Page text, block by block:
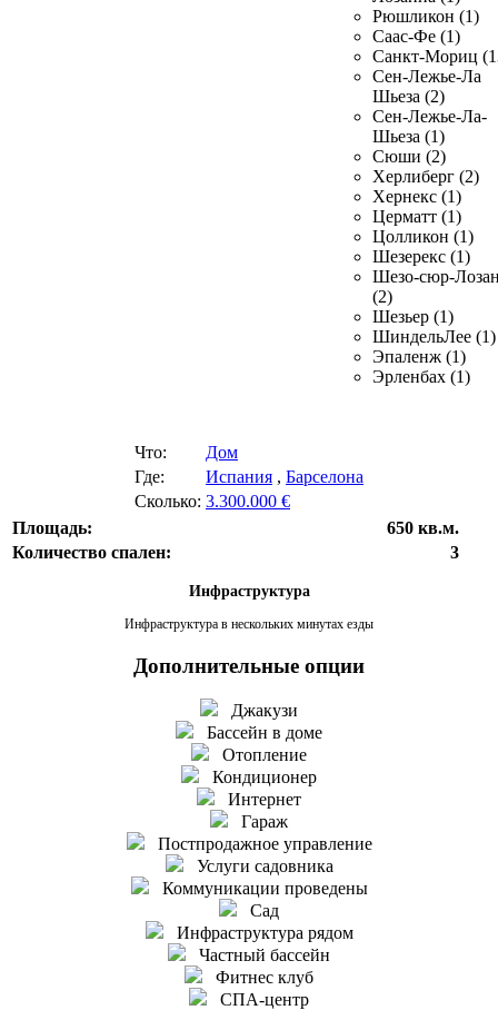
Рюшликон (1)
Саас-Фе (1)
Санкт-Мориц
Сен-Лежье-Ла
Шьеза (2)
Сен-Лежье-Ла-
Шьеза (1)
Сюши (2)
Херлиберг (2)
Хернекс (1)
Церматт (1)
Цолликон (1)
Шезерекс (1)
Шезо-сюр-
(2)
Шезьер (1)
ШиндельЛее (1)
Эпаленж (1)
Эрленбах (1)
Что:
Дом
Где:
Испания , Барселона
Сколько: 3.300.000 €
Площадь:
650 кв.м.
Количество спален:
3
Инфраструктура
Инфраструктура в нескольких минутах езды
Дополнительные опции
Джакузи
Бассейн в доме
Отопление
Кондиционер
Интернет
Гараж
Постпродажное управление
Услуги садовника
Коммуникации проведены
Сад
Инфраструктура рядом
Частный бассейн
Фитнес клуб
СПА-центр